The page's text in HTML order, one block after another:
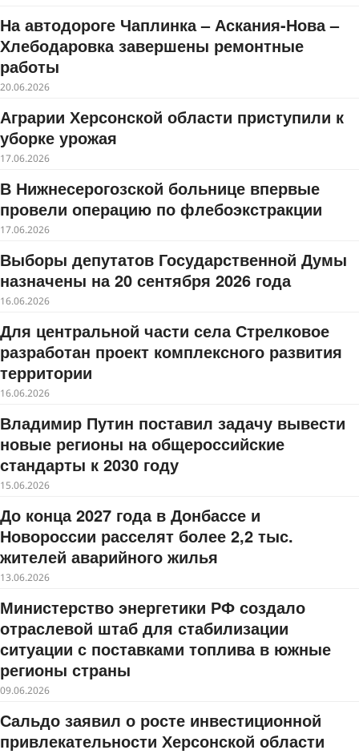
На автодороге Чаплинка – Аскания-Нова –
Хлебодаровка завершены ремонтные
работы
20.06.2026
Аграрии Херсонской области приступили к
уборке урожая
17.06.2026
В Нижнесерогозской больнице впервые
провели операцию по флебоэкстракции
17.06.2026
Выборы депутатов Государственной Думы
назначены на 20 сентября 2026 года
16.06.2026
Для центральной части села Стрелковое
разработан проект комплексного развития
территории
16.06.2026
Владимир Путин поставил задачу вывести
новые регионы на общероссийские
стандарты к 2030 году
15.06.2026
До конца 2027 года в Донбассе и
Новороссии расселят более 2,2 тыс.
жителей аварийного жилья
13.06.2026
Министерство энергетики РФ создало
отраслевой штаб для стабилизации
ситуации с поставками топлива в южные
регионы страны
09.06.2026
Сальдо заявил о росте инвестиционной
привлекательности Херсонской области